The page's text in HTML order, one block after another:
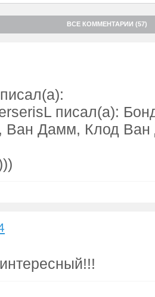
ВСЕ КОММЕНТАРИИ (57)
писал(а):
Ван Дамм, Клод